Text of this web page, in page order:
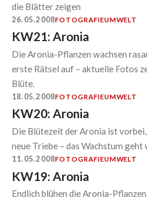
die Blätter zeigen
26.05.2008FOTOGRAFIEUMWELT
KW21: Aronia
Die Aronia-Pflanzen wachsen
erste Rätsel auf – aktuelle Fotos
Blüte.
18.05.2008FOTOGRAFIEUMWELT
KW20: Aronia
Die Blütezeit der Aronia ist
neue Triebe – das Wachstum geht
11.05.2008FOTOGRAFIEUMWELT
KW19: Aronia
Endlich blühen die Aronia-